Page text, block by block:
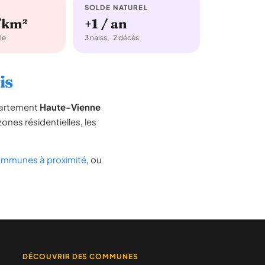
SOLDE NATUREL
+1 / an
3 naiss. · 2 décès
Haute-Vienne
résidentielles, les
à proximité, ou
DÉCOUVRIR DES COMMUNES